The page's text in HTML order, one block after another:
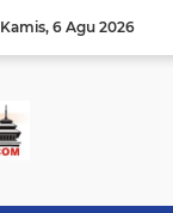
Kamis 6 Agu 2026